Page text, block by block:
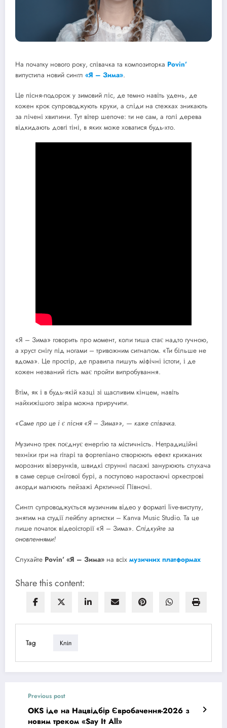
На початку нового року, співачка та композиторка Povin’
випустила новий сингл «Я – Зима».
Це пісня-подорож у зимовий ліс, де темно навіть удень, де
кожен крок супроводжують круки, а сліди на стежках зникають
за лічені хвилини. Тут вітер шепоче: ти не сам, а голі дерева
відкидають довгі тіні, в яких може ховатися будь-хто.
«Я – Зима» говорить про момент, коли тиша стає надто гучною,
а хруст снігу під ногами – тривожним сигналом. «Ти більше не
вдома». Це простір, де правила пишуть міфічні істоти, і де
кожен незваний гість має пройти випробування.
Втім, як і в будь-якій казці зі щасливим кінцем, навіть
найхижішого звіра можна приручити.
«Саме про це і є пісня «Я – Зима»», — каже співачка.
Музично трек поєднує енергію та містичність. Нетрадиційні
техніки гри на гітарі та фортепіано створюють ефект крижаних
морозних візерунків, швидкі струнні пасажі занурюють слухача
в саме серце снігової бурі, а поступово наростаючі оркестрові
акорди малюють пейзажі Арктичної Півночі.
Сингл супроводжується музичним відео у форматі live-виступу,
знятим на студії лейблу артистки – Kanva Music Studio. Та це
лише початок відеоісторії «Я – Зима». Слідкуйте за
оновленнями!
Слухайте Povin’ «Я – Зима» на всіх музичних платформах
Share this content:
Tag Кліп
Previous post
OKS іде на Нацвідбір Євробачення-2026 з
новим треком «Say It All»